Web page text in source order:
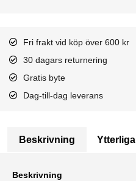
Fri frakt vid köp över 600 kr
30 dagars returnering
Gratis byte
Dag-till-dag leverans
Beskrivning
Beskrivning